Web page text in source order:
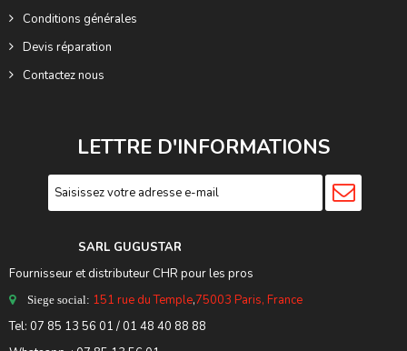
Conditions générales
Devis réparation
Contactez nous
LETTRE D'INFORMATIONS
SARL GUGUSTAR
Fournisseur et distributeur CHR pour les pros
Siege social: 151 rue du Temple,75003 Paris, France
Tel: 07 85 13 56 01 / 01 48 40 88 88